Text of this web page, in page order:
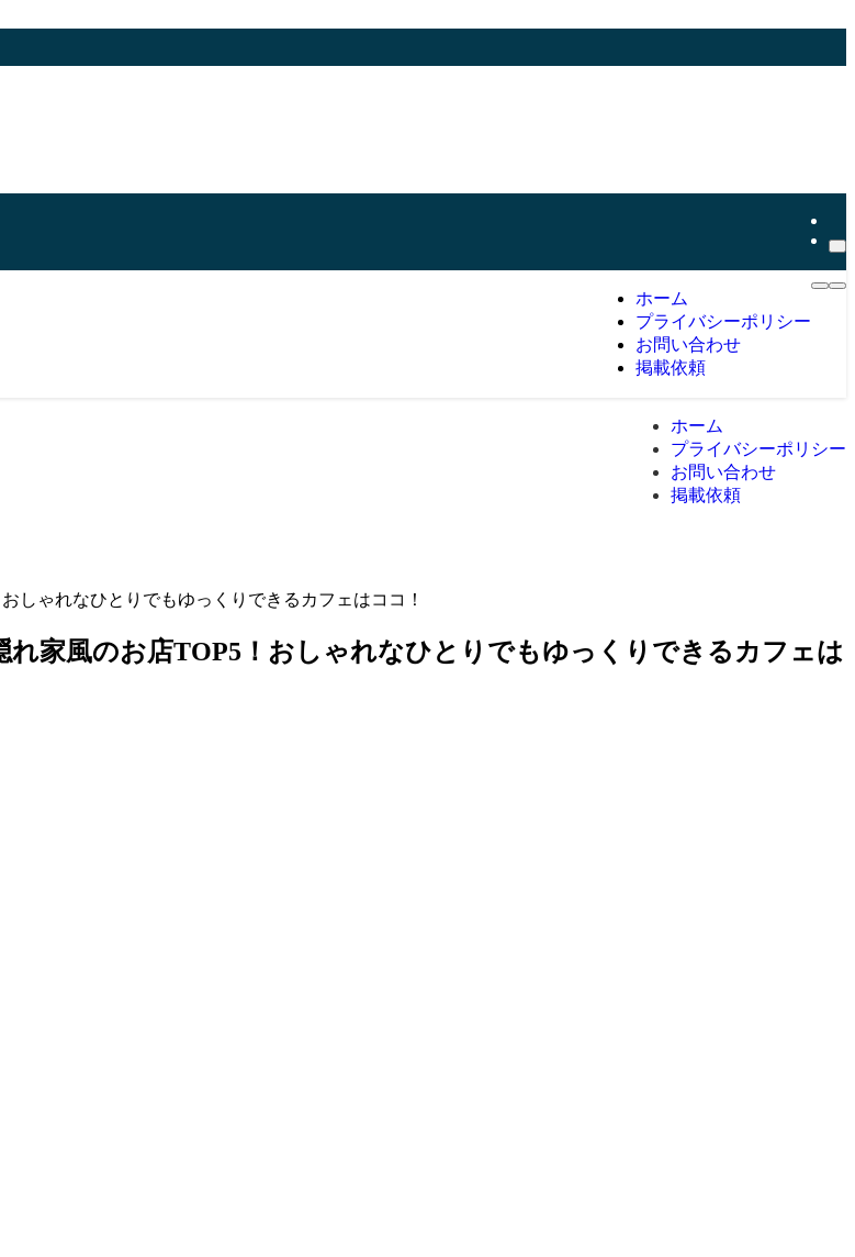
ホーム
プライバシーポリシー
お問い合わせ
掲載依頼
ホーム
プライバシーポリシー
お問い合わせ
掲載依頼
しゃれなひとりでもゆっくりできるカフェはココ！
家風のお店TOP5！おしゃれなひとりでもゆっくりできるカフェは